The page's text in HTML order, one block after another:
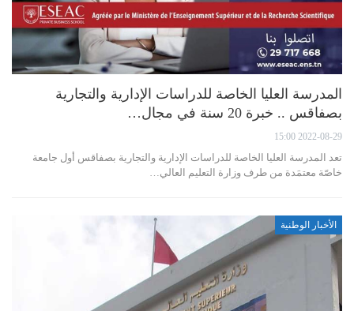
المدرسة العليا الخاصة للدراسات الإدارية والتجارية
بصفاقس .. خبرة 20 سنة في مجال…
2022-08-29 15:00
تعد المدرسة العليا الخاصة للدراسات الإدارية والتجارية بصفاقس أول جامعة
خاصّة معتمَدة من طرف وزارة التعليم العالي…
الأخبار الوطنية